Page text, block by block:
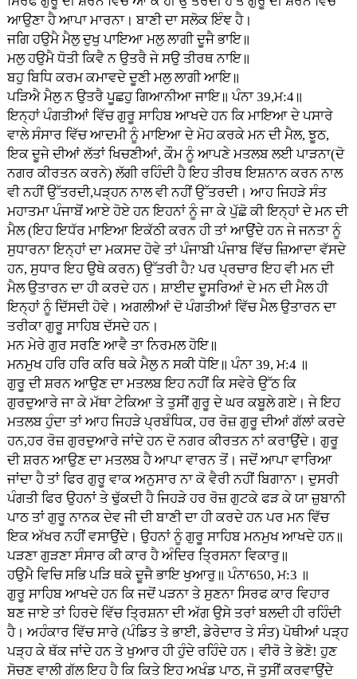
ਆਉਣਾ ਹੈ ਆਪਾ ਮਾਰਨਾ। ਬਾਣੀ ਦਾ ਸਲੋਕ ਇੰਞ ਹੈ।
ਜਗਿ ਹਉਮੈ ਮੈਲੁ ਦੁਖੁ ਪਾਇਆ ਮਲੁ ਲਾਗੀ ਦੂਜੈ ਭਾਇ॥
ਮਲੁ ਹਉਮੈ ਧੋਤੀ ਕਿਵੈ ਨ ਉਤਰੈ ਜੇ ਸਉ ਤੀਰਥ ਨਾਇ॥
ਬਹੁ ਬਿਧਿ ਕਰਮ ਕਮਾਵਦੇ ਦੂਣੀ ਮਲੁ ਲਾਗੀ ਆਇ॥
ਪੜਿਐ ਮੈਲੁ ਨ ਉਤਰੈ ਪੂਛਹੁ ਗਿਆਨੀਆ ਜਾਇ॥ ਪੰਨਾ 39,ਮ:4॥
ਇਨ੍ਹਾਂ ਪੰਗਤੀਆਂ ਵਿੱਚ ਗੁਰੂ ਸਾਹਿਬ ਆਖਦੇ ਹਨ ਕਿ ਮਾਇਆ ਦੇ ਪਸਾਰੇ
ਵਾਲੇ ਸੰਸਾਰ ਵਿੱਚ ਆਦਮੀ ਨੂੰ ਮਾਇਆ ਦੇ ਮੋਹ ਕਰਕੇ ਮਨ ਦੀ ਮੈਲ, ਝੂਠ,
ਇਕ ਦੂਜੇ ਦੀਆਂ ਲੱਤਾਂ ਖਿਚਣੀਆਂ, ਕੌਮ ਨੂੰ ਆਪਣੇ ਮਤਲਬ ਲਈ ਪਾੜਨਾ(ਦੋ
ਨਗਰ ਕੀਰਤਨ ਕਰਨੇ) ਲੱਗੀ ਰਹਿੰਦੀ ਹੈ ਇਹ ਤੀਰਥ ਇਸ਼ਨਾਨ ਕਰਨ ਨਾਲ
ਵੀ ਨਹੀਂ ਉੱਤਰਦੀ,ਪੜ੍ਹਨ ਨਾਲ ਵੀ ਨਹੀਂ ਉੱਤਰਦੀ। ਆਹ ਜਿਹੜੇ ਸੰਤ
ਮਹਾਤਮਾ ਪੰਜਾਬੋਂ ਆਏ ਹੋਏ ਹਨ ਇਹਨਾਂ ਨੂੰ ਜਾ ਕੇ ਪੁੱਛੋ ਕੀ ਇਨ੍ਹਾਂ ਦੇ ਮਨ ਦੀ
ਮੈਲ (ਇਹ ਇਧੱਰ ਮਾਇਆ ਇਕੱਠੀ ਕਰਨ ਹੀ ਤਾਂ ਆਉਂਦੇ ਹਨ ਜੇ ਜਨਤਾ ਨੂੰ
ਸੁਧਾਰਨਾ ਇਨ੍ਹਾਂ ਦਾ ਮਕਸਦ ਹੋਵੇ ਤਾਂ ਪੰਜਾਬੀ ਪੰਜਾਬ ਵਿੱਚ ਜ਼ਿਆਦਾ ਵੱਸਦੇ
ਹਨ, ਸੁਧਾਰ ਇਹ ਉਥੇ ਕਰਨ) ਉੱਤਰੀ ਹੈ? ਪਰ ਪ੍ਰਚਾਰ ਇਹ ਵੀ ਮਨ ਦੀ
ਮੈਲ ਉਤਾਰਨ ਦਾ ਹੀ ਕਰਦੇ ਹਨ। ਸ਼ਾਈਦ ਦੂਸਰਿਆਂ ਦੇ ਮਨ ਦੀ ਮੈਲ ਹੀ
ਇਨ੍ਹਾਂ ਨੂੰ ਦਿੱਸਦੀ ਹੋਵੇ। ਅਗਲੀਆਂ ਦੋ ਪੰਗਤੀਆਂ ਵਿੱਚ ਮੈਲ ਉਤਾਰਨ ਦਾ
ਤਰੀਕਾ ਗੁਰੂ ਸਾਹਿਬ ਦੱਸਦੇ ਹਨ।
ਮਨ ਮੇਰੇ ਗੁਰ ਸਰਣਿ ਆਵੈ ਤਾ ਨਿਰਮਲ ਹੋਇ॥
ਮਨਮੁਖ ਹਰਿ ਹਰਿ ਕਰਿ ਥਕੇ ਮੈਲੁ ਨ ਸਕੀ ਧੋਇ॥ ਪੰਨਾ 39, ਮ:4 ॥
ਗੁਰੂ ਦੀ ਸ਼ਰਨ ਆਉਣ ਦਾ ਮਤਲਬ ਇਹ ਨਹੀਂ ਕਿ ਸਵੇਰੇ ਉੱਠ ਕਿ
ਗੁਰਦੁਆਰੇ ਜਾ ਕੇ ਮੱਥਾ ਟੇਕਿਆ ਤੇ ਤੁਸੀਂ ਗੁਰੂ ਦੇ ਘਰ ਕਬੂਲੇ ਗਏ। ਜੇ ਇਹ
ਮਤਲਬ ਹੁੰਦਾ ਤਾਂ ਆਹ ਜਿਹੜੇ ਪ੍ਰਬੰਧਿਕ, ਹਰ ਰੋਜ਼ ਗੁਰੂ ਦੀਆਂ ਗੱਲਾਂ ਕਰਦੇ
ਹਨ,ਹਰ ਰੋਜ਼ ਗੁਰਦੁਆਰੇ ਜਾਂਦੇ ਹਨ ਦੋ ਨਗਰ ਕੀਰਤਨ ਨਾਂ ਕਰਾਉਂਦੇ। ਗੁਰੂ
ਦੀ ਸ਼ਰਨ ਆਉਣ ਦਾ ਮਤਲਬ ਹੈ ਆਪਾ ਵਾਰਨ ਤੋਂ। ਜਦੋਂ ਆਪਾ ਵਾਰਿਆ
ਜਾਂਦਾ ਹੈ ਤਾਂ ਫਿਰ ਗੁਰੂ ਵਾਕ ਅਨੁਸਾਰ ਨਾ ਕੋ ਵੈਰੀ ਨਹੀਂ ਬਿਗਾਨਾ। ਦੁਸਰੀ
ਪੰਗਤੀ ਫਿਰ ਉਹਨਾਂ ਤੇ ਢੁੱਕਦੀ ਹੈ ਜਿਹੜੇ ਹਰ ਰੋਜ਼ ਗੁਟਕੇ ਫੜ ਕੇ ਯਾ ਜ਼ੁਬਾਨੀ
ਪਾਠ ਤਾਂ ਗੁਰੂ ਨਾਨਕ ਦੇਵ ਜੀ ਦੀ ਬਾਣੀ ਦਾ ਹੀ ਕਰਦੇ ਹਨ ਪਰ ਮਨ ਵਿੱਚ
ਇਕ ਅੱਖਰ ਨਹੀਂ ਵਸਾਉਂਦੇ। ਉਹਨਾਂ ਨੂੰ ਗੁਰੂ ਸਾਹਿਬ ਮਨਮੁਖ ਆਖਦੇ ਹਨ॥
ਪੜਣਾ ਗੁੜਣਾ ਸੰਸਾਰ ਕੀ ਕਾਰ ਹੈ ਅੰਦਿਰ ਤ੍ਰਿਸਨਾ ਵਿਕਾਰੁ॥
ਹਉਮੈ ਵਿਚਿ ਸਭਿ ਪੜਿ ਥਕੇ ਦੂਜੈ ਭਾਇ ਖੁਆਰੁ॥ ਪੰਨਾ650, ਮ:3 ॥
ਗੁਰੂ ਸਾਹਿਬ ਆਖਦੇ ਹਨ ਕਿ ਜਦੋਂ ਪੜਨਾ ਤੇ ਸੁਣਨਾ ਸਿਰਫ ਕਾਰ ਵਿਹਾਰ
ਬਣ ਜਾਏ ਤਾਂ ਹਿਰਦੇ ਵਿੱਚ ਤ੍ਰਿਸ਼ਨਾ ਦੀ ਅੱਗ ਉਸੇ ਤਰਾਂ ਬਲਦੀ ਹੀ ਰਹਿੰਦੀ
ਹੈ। ਅਹੰਕਾਰ ਵਿੱਚ ਸਾਰੇ (ਪੰਡਿਤ ਤੇ ਭਾਈ, ਡੇਰੇਦਾਰ ਤੇ ਸੰਤ) ਪੋਥੀਆਂ ਪੜ੍ਹ
ਪੜ੍ਹ ਕੇ ਥੱਕ ਜਾਂਦੇ ਹਨ ਤੇ ਖੁਆਰ ਹੀ ਹੁੰਦੇ ਰਹਿੰਦੇ ਹਨ। ਵੀਰੋ ਤੇ ਭੇਣੋ! ਹੁਣ
ਸੋਚਣ ਵਾਲੀ ਗੱਲ ਇਹ ਹੈ ਕਿ ਕਿਤੇ ਇਹ ਅਖੰਡ ਪਾਠ, ਜੋ ਤੁਸੀਂ ਕਰਵਾਉਂਦੇ